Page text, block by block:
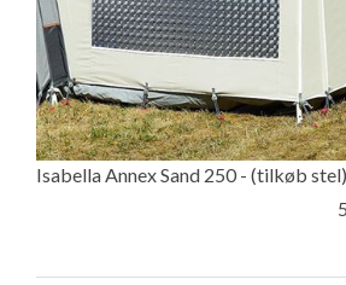
Isabella Annex Sand 250 - (tilkøb stel)